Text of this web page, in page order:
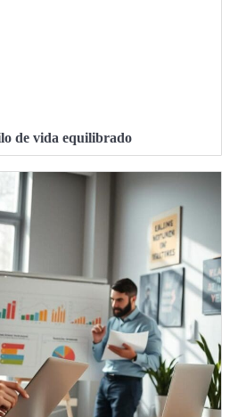
de vida equilibrado